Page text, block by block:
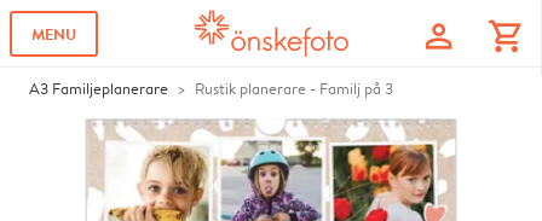
MENU profile shopping_cart
A3 Familjeplanerare Rustik planerare - Familj på 3